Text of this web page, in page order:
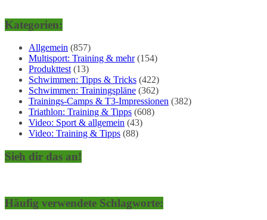
Kategorien:
Allgemein (857)
Multisport: Training & mehr(154)
Produkttest (13)
Schwimmen: Tipps & Tricks (422)
Schwimmen: Trainingspläne (362)
Trainings-Camps & T3-Impressionen (382)
Triathlon: Training & Tipps (608)
Video: Sport & allgemein (43)
Video: Training & Tipps (88)
Sieh dir das an!
Häufig verwendete Schlagworte: